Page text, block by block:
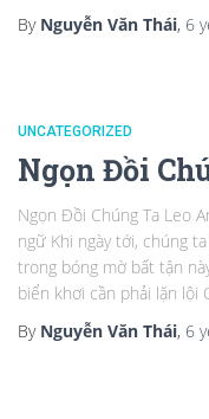
By Nguyễn Văn Thái, 6
UNCATEGORIZED
Ngọn Đồi
Ngọn Đồi Chúng Ta Leo
ngữ Khi ngày tới, chúng
trong bóng mờ bất tận
biển khơi cần phải lặn lội
By Nguyễn Văn Thái, 6